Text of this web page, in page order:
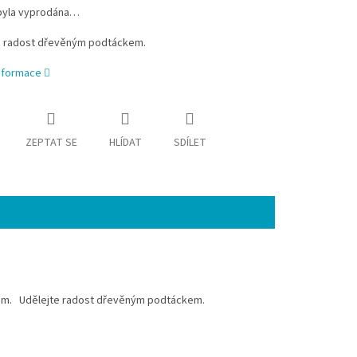
vyprodána…
radost dřevěným podtáckem.
ZEPTAT SE HLÍDAT SDÍLET
Udělejte radost dřevěným podtáckem.